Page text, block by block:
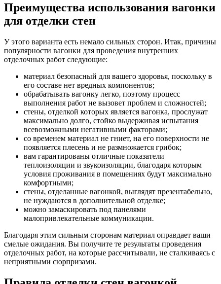
Преимущества использования вагонки
для отделки стен
У этого варианта есть немало сильных сторон. Итак, причины
популярности вагонки для проведения внутренних
отделочных работ следующие:
материал безопасный для вашего здоровья, поскольку в
его составе нет вредных компонентов;
обрабатывать вагонку легко, поэтому процесс
выполнения работ не вызовет проблем и сложностей;
стены, отделкой которых является вагонка, прослужат
максимально долго, стойко выдерживая испытания
всевозможными негативными факторами;
со временем материал не гниет, на его поверхности не
появляется плесень и не размножается грибок;
вам гарантированы отличные показатели
теплоизоляции и звукоизоляции, благодаря которым
условия проживания в помещениях будут максимально
комфортными;
стены, отделанные вагонкой, выглядят презентабельно,
не нуждаются в дополнительной отделке;
можно замаскировать под панелями
малопривлекательные коммуникации.
Благодаря этим сильным сторонам материал оправдает ваши
смелые ожидания. Вы получите те результаты проведения
отделочных работ, на которые рассчитывали, не сталкиваясь с
неприятными сюрпризами.